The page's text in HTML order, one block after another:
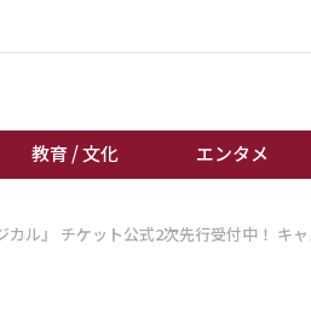
教育 / 文化 エンタメ
経済 / ビジネス
ル』 チケット公式2次先行受付中！ キ